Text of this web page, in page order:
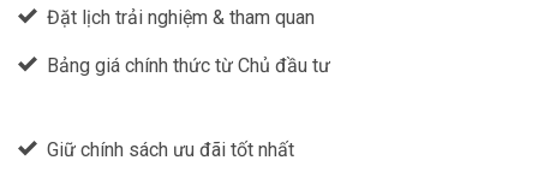
Đặt lịch trải nghiệm & tham quan
Bảng giá chính thức từ Chủ đầu tư
Giữ chính sách ưu đãi tốt nhất